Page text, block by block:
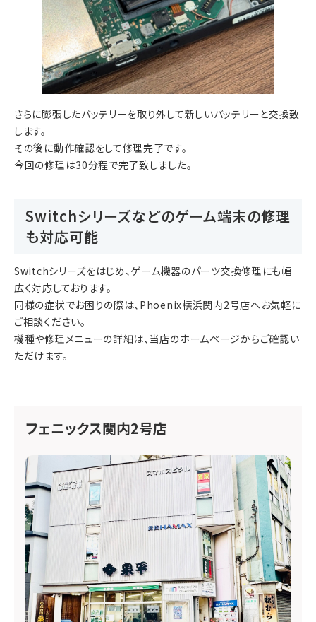
さらに膨張したバッテリーを取り外して新しいバッテリーと交換致
します。
その後に動作確認をして修理完了です。
今回の修理は30分程で完了致しました。
Switchシリーズなどのゲーム端末の修理
も対応可能
Switchシリーズをはじめ、ゲーム機器のパーツ交換修理にも幅
広く対応しております。
同様の症状でお困りの際は、Phoenix横浜関内2号店へお気軽に
ご相談ください。
機種や修理メニューの詳細は、当店のホームページからご確認い
ただけます。
フェニックス関内2号店